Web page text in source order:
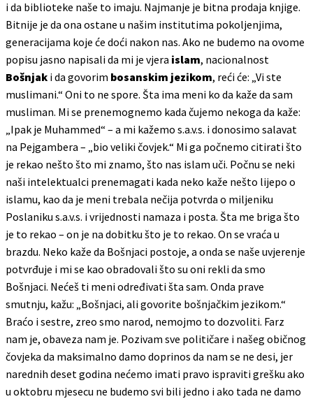
i da biblioteke naše to imaju. Najmanje je bitna prodaja knjige.
Bitnije je da ona ostane u našim institutima pokoljenjima,
generacijama koje će doći nakon nas. Ako ne budemo na ovome
popisu jasno napisali da mi je vjera islam, nacionalnost
Bošnjak i da govorim bosanskim jezikom, reći će: „Vi ste
muslimani.“ Oni to ne spore. Šta ima meni ko da kaže da sam
musliman. Mi se prenemognemo kada čujemo nekoga da kaže:
„Ipak je Muhammed“ – a mi kažemo s.a.v.s. i donosimo salavat
na Pejgambera – „bio veliki čovjek.“ Mi ga počnemo citirati što
je rekao nešto što mi znamo, što nas islam uči. Počnu se neki
naši intelektualci prenemagati kada neko kaže nešto lijepo o
islamu, kao da je meni trebala nečija potvrda o miljeniku
Poslaniku s.a.v.s. i vrijednosti namaza i posta. Šta me briga što
je to rekao – on je na dobitku što je to rekao. On se vraća u
brazdu. Neko kaže da Bošnjaci postoje, a onda se naše uvjerenje
potvrđuje i mi se kao obradovali što su oni rekli da smo
Bošnjaci. Nećeš ti meni određivati šta sam. Onda prave
smutnju, kažu: „Bošnjaci, ali govorite bošnjačkim jezikom.“
Braćo i sestre, zreo smo narod, nemojmo to dozvoliti. Farz
nam je, obaveza nam je. Pozivam sve političare i našeg običnog
čovjeka da maksimalno damo doprinos da nam se ne desi, jer
narednih deset godina nećemo imati pravo ispraviti grešku ako
u oktobru mjesecu ne budemo svi bili jedno i ako tada ne damo